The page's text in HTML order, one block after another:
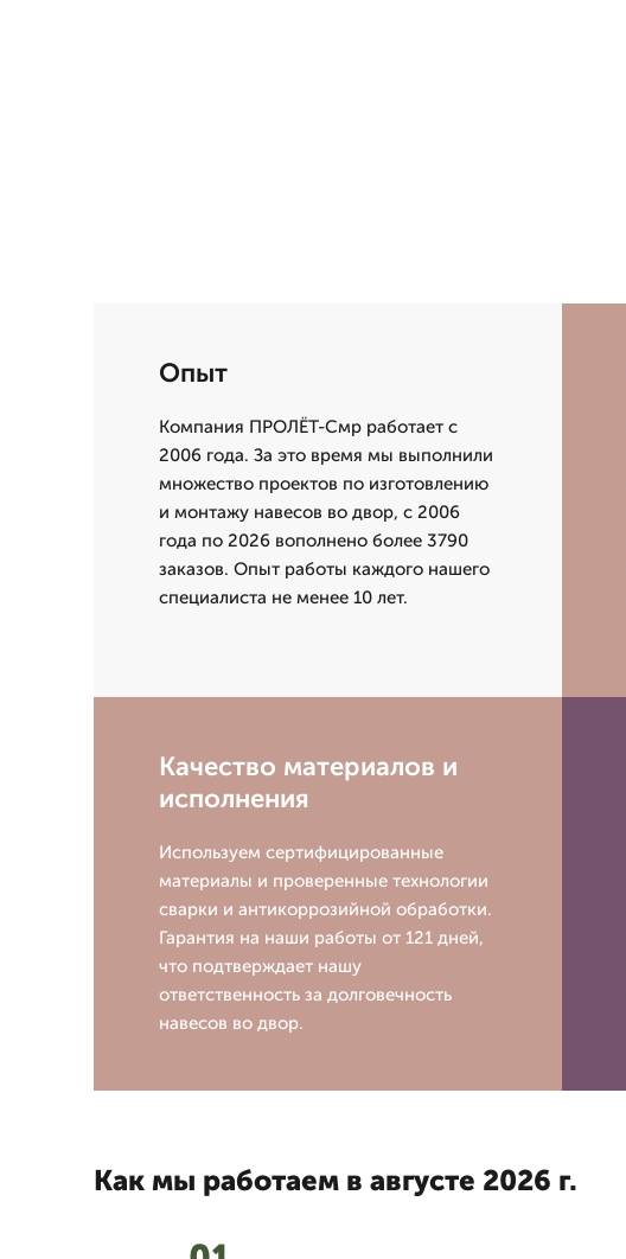
Опыт
Компания ПРОЛЁТ-Смр работает с
2006 года. За это время мы выполнили
множество проектов по изготовлению
и монтажу навесов во двор, с 2006
года по 2026 вополнено более 3790
заказов. Опыт работы каждого нашего
специалиста не менее 10 лет.
Качество материалов и
исполнения
Используем сертифицированные
материалы и проверенные технологии
сварки и антикоррозийной обработки.
Гарантия на наши работы от 121 дней,
что подтверждает нашу
ответственность за долговечность
навесов во двор.
Как мы работаем в августе 2026 г.